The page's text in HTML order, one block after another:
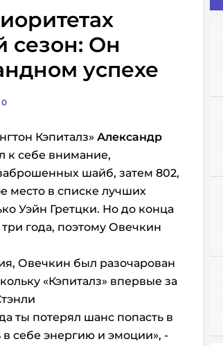
сезон: Он
успехе
0
Кэпиталз» Александр
к себе внимание,
шайб, затем 802,
место в списке лучших
Уэйн Гретцки. Но до конца
года, поэтому Овечкин
Овечкин был разочарован
«Кэпиталз» впервые за
ты потерял шанс попасть в
себе энергию и эмоции», -